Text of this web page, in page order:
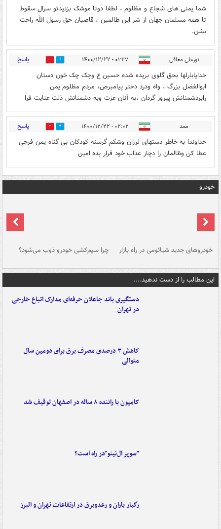
شما یمنی های شجاع و مظلوم ، لطفا دوتا موشک بزنیدتو سرال سقوط
تا همه مسلمان جهان از شر این ظالمین ، قاصبان حق رسول الله راحت
بشن.
نورعلی معافی ۰۱:۲۷ - ۱۴۰۰/۱۲/۲۲ 0 پاسخ
خدایابارلها بحق گلوی بریده شده حسین ع وچک چک خون دستان
ابوالفضل بزرگ ، واه ودرد دختر پیامبرص، مردم مظلوم یمن
رابردشمنانش پیروز گردان ،به آنان عزت وبه دشمنانش ذلت عنایت فرا
ممد ۰۲:۰۲ - ۱۴۰۰/۱۲/۲۲ 0 پاسخ
خداوندا به خاطر دستهای لرزان وشکم گرسنه کودکان بی گناه یمن فرجی
عطا کن وظالمان را دچار عذاب خود قرار بده امین
خودرو
خودروهای جدید شیائومی در راه بازار چرا سیم‌کشی خودرو ذوب می‌شود؟
این مطالب را از دست ندهید....
دستگیری باند جاعلان حرفه‌ای مدارک اتباع خارجی
در تهران
کاهش ۳ درصدی مصرف برق برای دومین سال
متوالی
کامیون با راننده ۸ ساله در اصفهان توقیف شد
"سوپر ال‌نینو"در راه است؟
رگبار باران و رعدوبرق در ارتفاعات تهران و البرز